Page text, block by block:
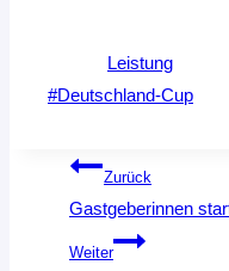
Leistung
Schlagworte:
#Deutschland-Cup
Zurück
Gastgeberinnen
Weiter